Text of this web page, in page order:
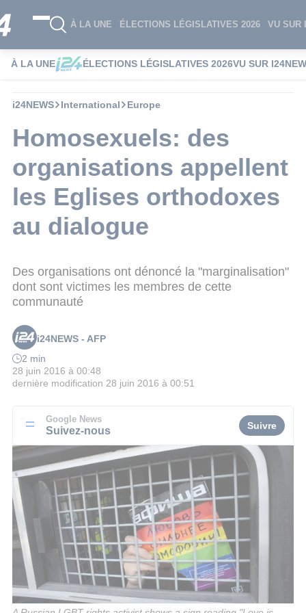
À LA UNE ÉLECTIONS LÉGISLATIVES 2026 VU SUR
À LA UNE ÉLECTIONS LÉGISLATIVES 2026VU SUR
i24NEWS International Europe
Homosexuels: des
organisations appellent
les Eglises orthodoxes
au dialogue
Des organisations ont dénoncé la "marginalisation"
dont sont victimes les membres de cette
communauté
i24NEWS - AFP
2 min
28 juin 2016 à 00:48
dernière modification 28 juin 2016 à 00:51
Google News
Suivez-nous Suivre